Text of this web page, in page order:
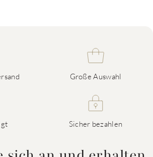
Große Auswahl
Sicher bezahlen